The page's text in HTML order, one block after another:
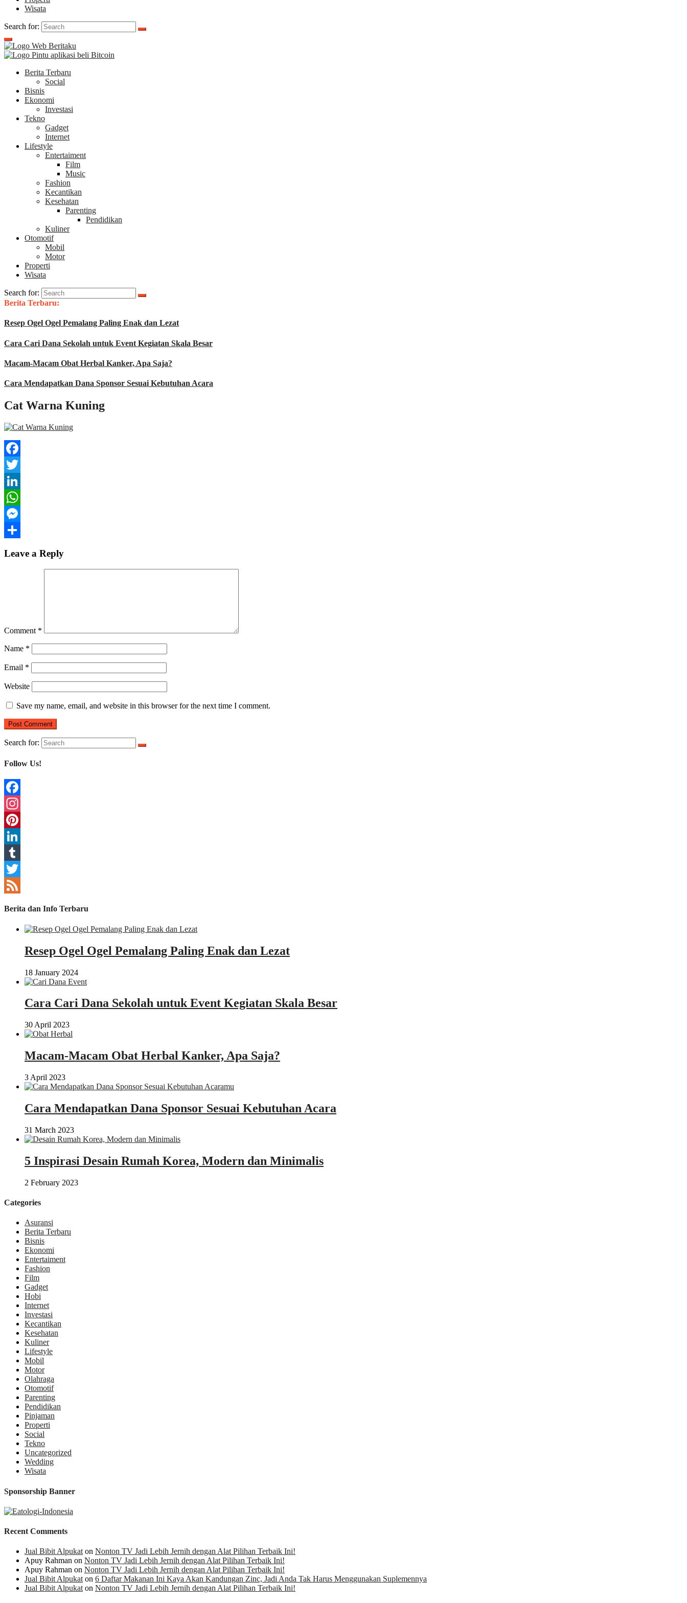
Wisata
Search for:
Berita Terbaru
Social
Bisnis
Ekonomi
Investasi
Tekno
Gadget
Internet
Lifestyle
Entertaiment
Film
Music
Fashion
Kecantikan
Kesehatan
Parenting
Pendidikan
Kuliner
Otomotif
Mobil
Motor
Properti
Wisata
Search for:
Berita Terbaru:
Resep Ogel Ogel Pemalang Paling Enak dan Lezat
Cara Cari Dana Sekolah untuk Event Kegiatan Skala Besar
Macam-Macam Obat Herbal Kanker, Apa Saja?
Cara Mendapatkan Dana Sponsor Sesuai Kebutuhan Acara
Cat Warna Kuning
Facebook
Twitter
LinkedIn
WhatsApp
Messenger
Leave a Reply
Comment *
Name *
Email *
Website
Save my name, email, and website in this browser for the next time I comment.
Search for:
Follow Us!
Facebook
Instagram
Pinterest
LinkedIn
Tumblr
Twitter
Berita dan Info Terbaru
Resep Ogel Ogel Pemalang Paling Enak dan Lezat
18 January 2024
Cara Cari Dana Sekolah untuk Event Kegiatan Skala Besar
30 April 2023
Macam-Macam Obat Herbal Kanker, Apa Saja?
3 April 2023
Cara Mendapatkan Dana Sponsor Sesuai Kebutuhan Acara
31 March 2023
5 Inspirasi Desain Rumah Korea, Modern dan Minimalis
2 February 2023
Categories
Asuransi
Berita Terbaru
Bisnis
Ekonomi
Entertaiment
Fashion
Film
Gadget
Hobi
Internet
Investasi
Kecantikan
Kesehatan
Kuliner
Lifestyle
Mobil
Motor
Olahraga
Otomotif
Parenting
Pendidikan
Pinjaman
Properti
Social
Tekno
Uncategorized
Wedding
Wisata
Sponsorship Banner
Recent Comments
Jual Bibit Alpukat on Nonton TV Jadi Lebih Jernih dengan Alat Pilihan Terbaik Ini!
Apuy Rahman on Nonton TV Jadi Lebih Jernih dengan Alat Pilihan Terbaik Ini!
Apuy Rahman on Nonton TV Jadi Lebih Jernih dengan Alat Pilihan Terbaik Ini!
Jual Bibit Alpukat on 6 Daftar Makanan Ini Kaya Akan Kandungan Zinc, Jadi Anda Tak Harus Menggunakan Suplemennya
Jual Bibit Alpukat on Nonton TV Jadi Lebih Jernih dengan Alat Pilihan Terbaik Ini!